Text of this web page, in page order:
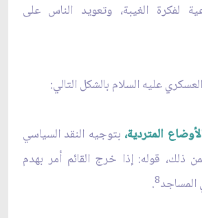
لفكرة الغيبة، وتعويد الناس على
عليه السلام بالشكل التالي:
المتردية، بتوجيه النقد السياسي
ذلك، قوله: إذا خرج القائم أمر بهدم
المساجد8
.